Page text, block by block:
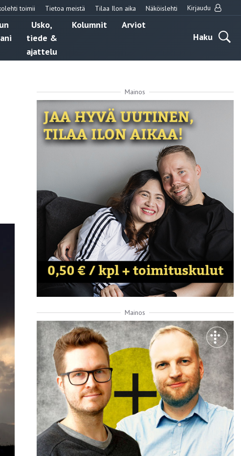
toimii Tietoa meistä Tilaa Ilon aika Näköislehti Kirjaudu
Usko,
tiede &
ajattelu
Kolumnit
Arviot
Haku
Mainos
Mainos